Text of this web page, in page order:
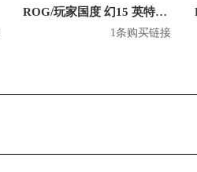
ROG/玩家国度 幻15 英特尔版 2020款 15.6英寸游戏本
1条购买链接